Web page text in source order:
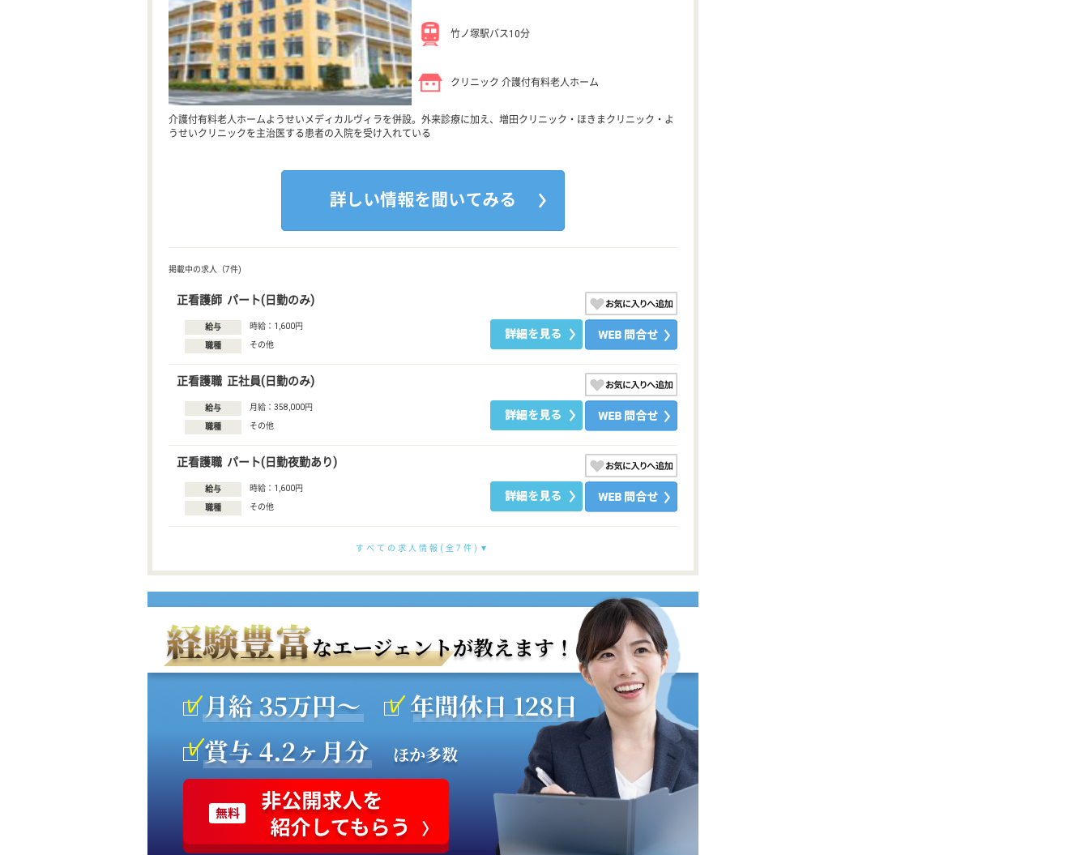
竹ノ塚駅バス10分
クリニック 介護付有料老人ホーム
介護付有料老人ホームようせいメディカルヴィラを併設。外来診療に加え、増田クリニック・ほきまクリニック・よ
うせいクリニックを主治医する患者の入院を受け入れている
掲載中の求人（7件)
正看護師 パート(日勤のみ)
給与 時給：1,600円
職種 その他
正看護職 正社員(日勤のみ)
給与 月給：358,000円
職種 その他
正看護職 パート(日勤夜勤あり)
給与 時給：1,600円
職種 その他
すべての求人情報(全7件)